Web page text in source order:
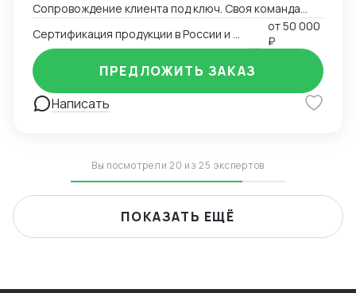
Сопровождение клиента под ключ. Своя команда
от50 000
₽
Написать
ПРЕДЛОЖИТЬ ЗАКАЗ
Вы посмотрели 20 из 25 экспертов
ПОКАЗАТЬ ЕЩЁ